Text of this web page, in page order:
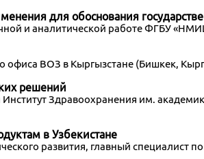
для обоснования
и аналитической работе ФГБУ
офиса ВОЗ в Кыргызстане (Бишкек,
решений
Здравоохранения им.
в Узбекистане
развития, главный специалист